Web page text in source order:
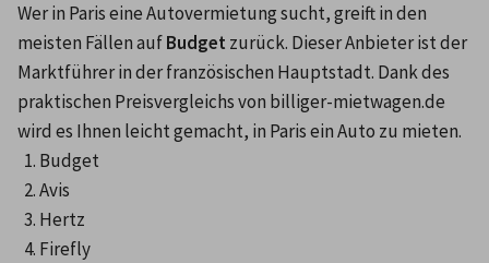
Wer in Paris eine Autovermietung sucht, greift in den
meisten Fällen auf Budget zurück. Dieser Anbieter ist der
Marktführer in der französischen Hauptstadt. Dank des
praktischen Preisvergleichs von billiger-mietwagen.de
wird es Ihnen leicht gemacht, in Paris ein Auto zu mieten.
Budget
Avis
Hertz
Firefly